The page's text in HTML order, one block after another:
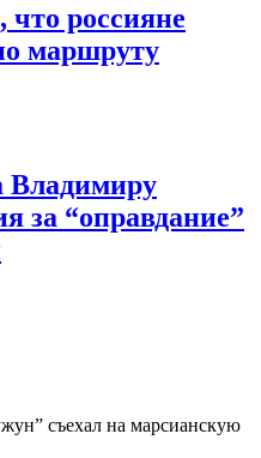
россияне
маршруту
Владимиру
за “оправдание”
съехал на марсианскую